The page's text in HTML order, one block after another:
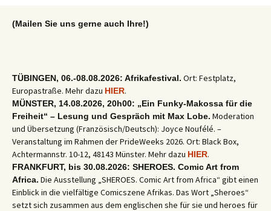
(Mailen Sie uns gerne auch Ihre!)
TÜBINGEN, 06.-08.08.2026: Afrikafestival. Ort: Festplatz,
Europastraße. Mehr dazu HIER.
MÜNSTER, 14.08.2026, 20h00: „Ein Funky-Makossa für die
Freiheit“ – Lesung und Gespräch mit Max Lobe. Moderation
und Übersetzung (Französisch/Deutsch): Joyce Noufélé. –
Veranstaltung im Rahmen der PrideWeeks 2026. Ort: Black Box,
Achtermannstr. 10-12, 48143 Münster. Mehr dazu HIER.
FRANKFURT, bis 30.08.2026: SHEROES. Comic Art from
Africa. Die Ausstellung „SHEROES. Comic Art from Africa“ gibt einen
Einblick in die vielfältige Comicszene Afrikas. Das Wort „Sheroes“
setzt sich zusammen aus dem englischen she für sie und heroes für